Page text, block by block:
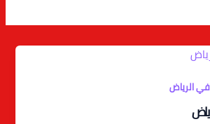
الرياض